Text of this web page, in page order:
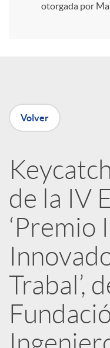
n
R
e
d
e
s
otorgada por
Volver
de la IV
‘Premio
Trabal’,